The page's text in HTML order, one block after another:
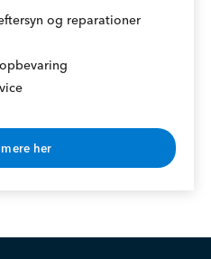
og reparationer
her